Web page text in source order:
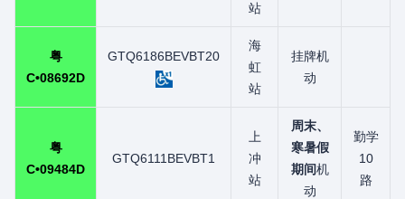
站
粤
C•08692D
GTQ6186BEVBT20
海
虹
站
挂牌机
动
粤
C•09484D
GTQ6111BEVBT1
上
冲
站
周末、
寒暑假
期间机
动
勤学
10
路